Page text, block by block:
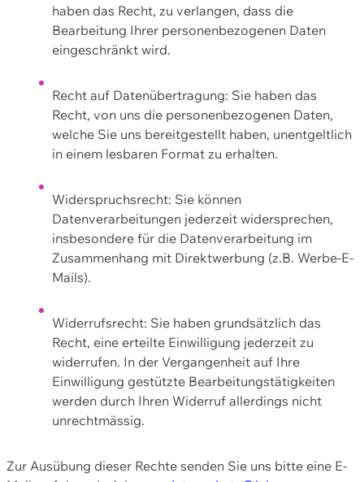
haben das Recht, zu verlangen, dass die
Bearbeitung Ihrer personenbezogenen Daten
eingeschränkt wird.
Recht auf Datenübertragung: Sie haben das
Recht, von uns die personenbezogenen Daten,
welche Sie uns bereitgestellt haben, unentgeltlich
in einem lesbaren Format zu erhalten.
Widerspruchsrecht: Sie können
Datenverarbeitungen jederzeit widersprechen,
insbesondere für die Datenverarbeitung im
Zusammenhang mit Direktwerbung (z.B. Werbe-E-
Mails).
Widerrufsrecht: Sie haben grundsätzlich das
Recht, eine erteilte Einwilligung jederzeit zu
widerrufen. In der Vergangenheit auf Ihre
Einwilligung gestützte Bearbeitungstätigkeiten
werden durch Ihren Widerruf allerdings nicht
unrechtmässig.
Zur Ausübung dieser Rechte senden Sie uns bitte eine E-